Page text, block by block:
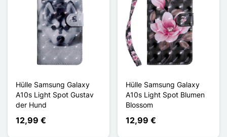
Hülle Samsung Galaxy
A10s Light Spot Gustav
der Hund
12,99 €
Hülle Samsung Galaxy
A10s Light Spot Blumen
Blossom
12,99 €